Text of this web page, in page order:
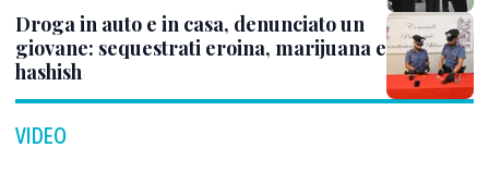
Droga in auto e in casa, denunciato un
giovane: sequestrati eroina, marijuana e
hashish
VIDEO